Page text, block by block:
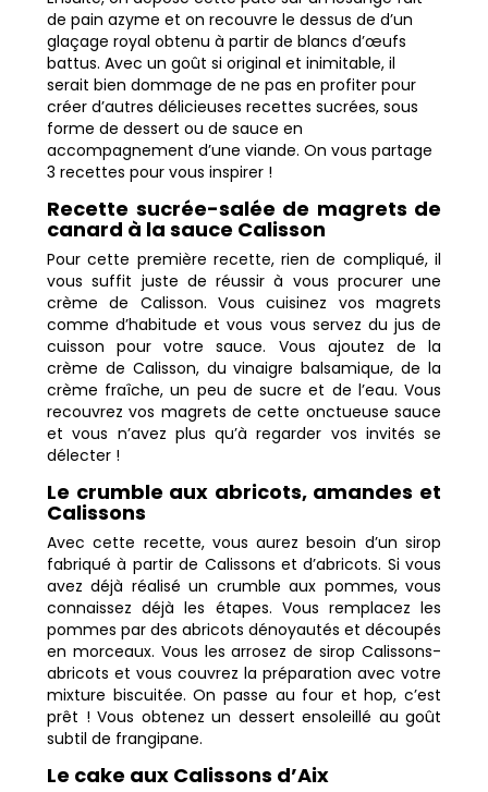
de pain azyme et on recouvre le dessus de d’un
glaçage royal obtenu à partir de blancs d’œufs
battus. Avec un goût si original et inimitable, il
serait bien dommage de ne pas en profiter pour
créer d’autres délicieuses recettes sucrées, sous
forme de dessert ou de sauce en
accompagnement d’une viande. On vous partage
3 recettes pour vous inspirer !
Recette sucrée-salée de magrets de
canard à la sauce Calisson
Pour cette première recette, rien de compliqué, il
vous suffit juste de réussir à vous procurer une
crème de Calisson. Vous cuisinez vos magrets
comme d’habitude et vous vous servez du jus de
cuisson pour votre sauce. Vous ajoutez de la
crème de Calisson, du vinaigre balsamique, de la
crème fraîche, un peu de sucre et de l’eau. Vous
recouvrez vos magrets de cette onctueuse sauce
et vous n’avez plus qu’à regarder vos invités se
délecter !
Le crumble aux abricots, amandes et
Calissons
Avec cette recette, vous aurez besoin d’un sirop
fabriqué à partir de Calissons et d’abricots. Si vous
avez déjà réalisé un crumble aux pommes, vous
connaissez déjà les étapes. Vous remplacez les
pommes par des abricots dénoyautés et découpés
en morceaux. Vous les arrosez de sirop Calissons-
abricots et vous couvrez la préparation avec votre
mixture biscuitée. On passe au four et hop, c’est
prêt ! Vous obtenez un dessert ensoleillé au goût
subtil de frangipane.
Le cake aux Calissons d’Aix